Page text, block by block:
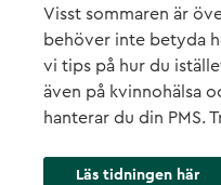
Visst sommaren är
behöver inte betyda
vi tips på hur du
även på kvinnohälsa
hanterar du din PMS.
Läs tidningen här